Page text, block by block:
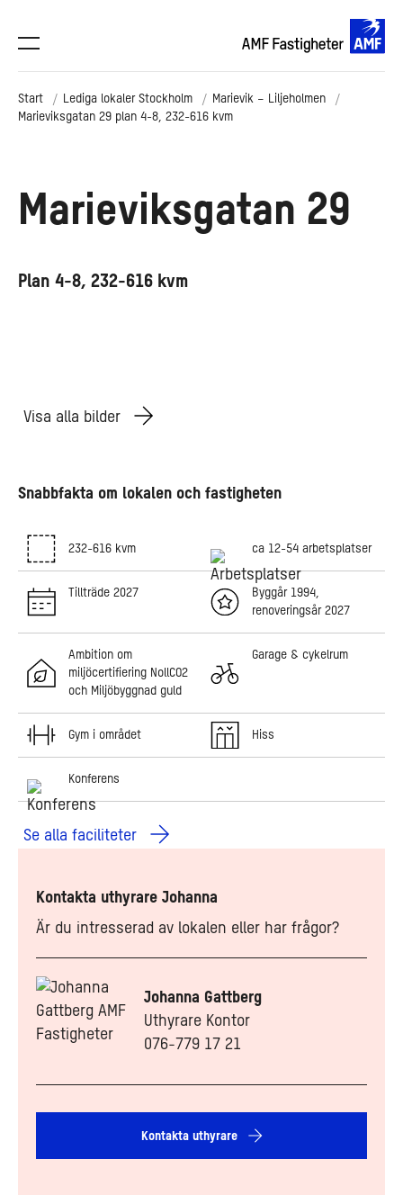
Start Lediga lokaler Stockholm
Marievik – Liljeholmen
Marieviksgatan 29 plan 4-8, 232-616 kvm
Marieviksgatan 29
Plan 4-8, 232-616 kvm
Visa alla bilder
Snabbfakta om lokalen och fastigheten
232-616 kvm ca 12-54 arbetsplatser
Tillträde 2027
Byggår 1994,
renoveringsår 2027
Ambition om
miljöcertifiering NollCO2
och Miljöbyggnad guld
Garage & cykelrum
Gym i området Hiss
Konferens
Se alla faciliteter
Kontakta uthyrare Johanna
Är du intresserad av lokalen eller har frågor?
Johanna Gattberg
Uthyrare Kontor
076-779 17 21
Kontakta uthyrare